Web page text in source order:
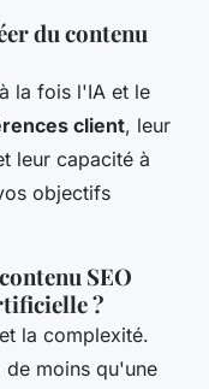
du contenu
la fois l'IA et le
client, leur
leur capacité à
objectifs
SEO
?
la complexité.
de moins qu'une